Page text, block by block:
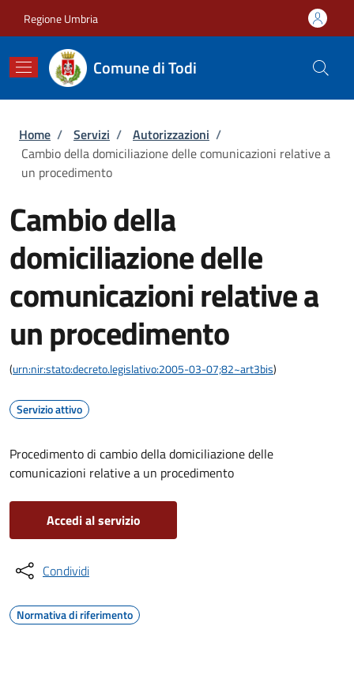
Regione Umbria
Comune di Todi
Briciole di pane
Home / Servizi / Autorizzazioni /
Cambio della domiciliazione delle comunicazioni relative a
un procedimento
Cambio della
domiciliazione delle
comunicazioni relative a
un procedimento
(urn:nir:stato:decreto.legislativo:2005-03-07;82~art3bis)
Servizio attivo
Procedimento di cambio della domiciliazione delle
comunicazioni relative a un procedimento
Accedi al servizio
Condividi
Normativa di riferimento